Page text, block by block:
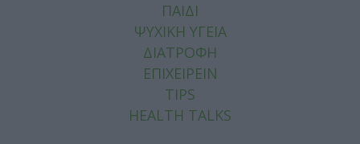
ΠΑΙΔΙ
ΨΥΧΙΚΗ ΥΓΕΙΑ
ΔΙΑΤΡΟΦΗ
ΕΠΙΧΕΙΡΕΙΝ
TIPS
HEALTH TALKS